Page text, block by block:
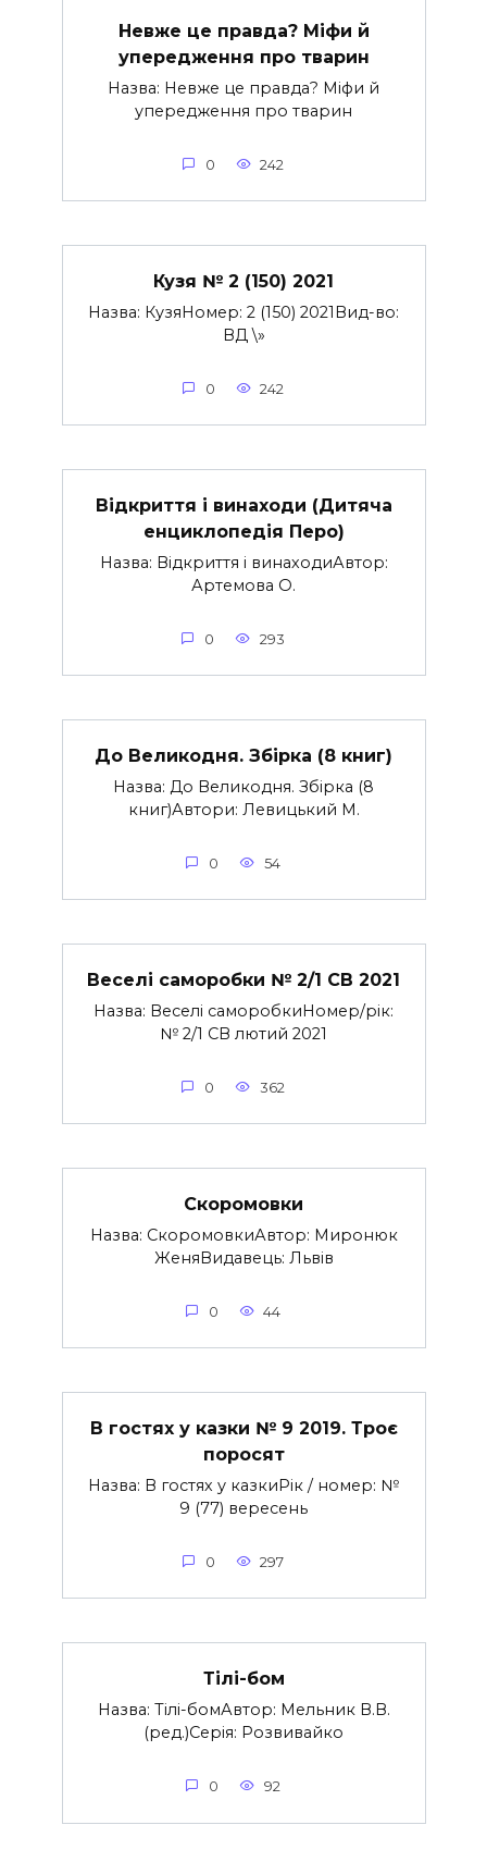
Невже це правда? Міфи й
упередження про тварин
Назва: Невже це правда? Міфи й
упередження про тварин
0 242
Кузя № 2 (150) 2021
Назва: КузяНомер: 2 (150) 2021Вид-во:
ВД \»
0 242
Відкриття і винаходи (Дитяча
енциклопедія Перо)
Назва: Відкриття і винаходиАвтор:
Артемова О.
0 293
До Великодня. Збірка (8 книг)
Назва: До Великодня. Збірка (8
книг)Автори: Левицький М.
0 54
Веселі саморобки № 2/1 СВ 2021
Назва: Веселі саморобкиНомер/рік:
№ 2/1 СВ лютий 2021
0 362
Скоромовки
Назва: СкоромовкиАвтор: Миронюк
ЖеняВидавець: Львів
0 44
В гостях у казки № 9 2019. Троє
поросят
Назва: В гостях у казкиРік / номер: №
9 (77) вересень
0 297
Тілі-бом
Назва: Тілі-бомАвтор: Мельник В.В.
(ред.)Серія: Розвивайко
0 92